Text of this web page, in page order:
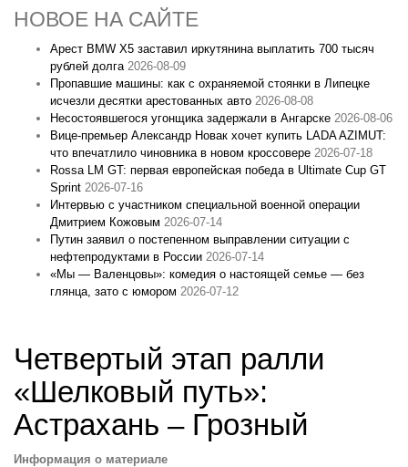
НОВОЕ НА САЙТЕ
Арест BMW X5 заставил иркутянина выплатить 700 тысяч
рублей долга 2026-08-09
Пропавшие машины: как с охраняемой стоянки в Липецке
исчезли десятки арестованных авто 2026-08-08
Несостоявшегося угонщика задержали в Ангарске 2026-08-06
Вице‑премьер Александр Новак хочет купить LADA AZIMUT:
что впечатлило чиновника в новом кроссовере 2026-07-18
Rossa LM GT: первая европейская победа в Ultimate Cup GT
Sprint 2026-07-16
Интервью с участником специальной военной операции
Дмитрием Кожовым 2026-07-14
Путин заявил о постепенном выправлении ситуации с
нефтепродуктами в России 2026-07-14
«Мы — Валенцовы»: комедия о настоящей семье — без
глянца, зато с юмором 2026-07-12
Четвертый этап ралли
«Шелковый путь»:
Астрахань – Грозный
Информация о материале